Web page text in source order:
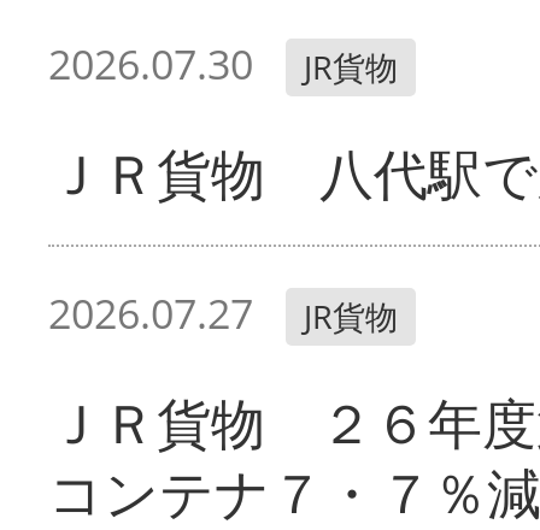
2026.07.30 JR貨物
ＪＲ貨物 八代駅
2026.07.27 JR貨物
ＪＲ貨物 ２６年
コンテナ７・７％減